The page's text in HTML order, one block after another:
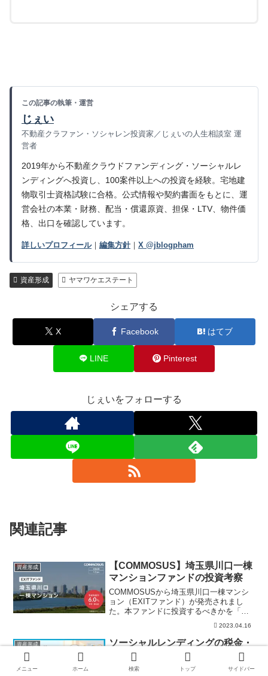
この記事の執筆・運営
じぇい
不動産クラファン・ソシャレン投資家／じぇいの人生相談室 運
営者
2019年から不動産クラウドファンディング・ソーシャルレ
ンディングへ投資し、100案件以上への投資を経験。宅地建
物取引士資格試験に合格。公式情報や契約書面をもとに、運
営会社の本業・財務、配当・償還原資、担保・LTV、物件価
格、出口を確認しています。
詳しいプロフィール｜ 編集方針 ｜ X @jblogpham
資産形成 ヤマワケエステート
シェアする
X Facebook はてブ
LINE Pinterest
じぇいをフォローする
関連記事
資産形成
【COMMOSUS】埼玉県川口一棟
マンションファンドの投資考察
COMMOSUSから埼玉県川口一棟マンシ
ョン（EXITファンド）が発売されまし
た。本ファンドに投資するべきかを「年
利」「リスク」の視点で解説していま
す。また過去実績などもまとめており、
本案件の投資の有無の参考にしていただ
2023.04.16
資産形成
ソーシャルレンディングの税金・
確定申告｜雑所得・源泉徴収・損
失が出たときの考え方
メニュー ホーム 検索 トップ サイドバー